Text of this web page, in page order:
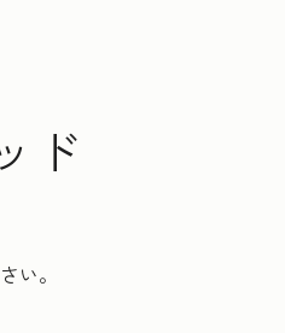
ド
い。